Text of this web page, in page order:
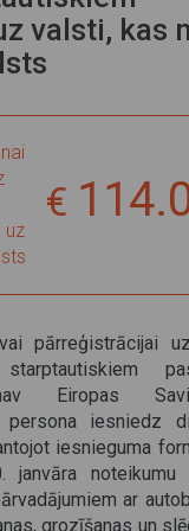
valsti, kas
uz
pārreģistrācijai
Eiropas
iesniedz
iesnieguma
janvāra noteikumu
ar
grozīšanas un